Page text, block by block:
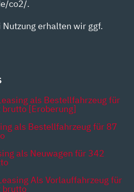
co2/.
erhalten wir ggf.
als Bestellfahrzeug für
[Eroberung]
als Bestellfahrzeug für 87
als Neuwagen für 342
Als Vorlauffahrzeug für
brutto